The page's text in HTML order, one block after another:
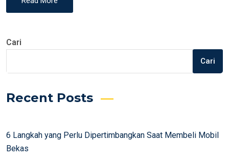
Cari
Cari
Recent Posts
6 Langkah yang Perlu Dipertimbangkan Saat Membeli Mobil
Bekas